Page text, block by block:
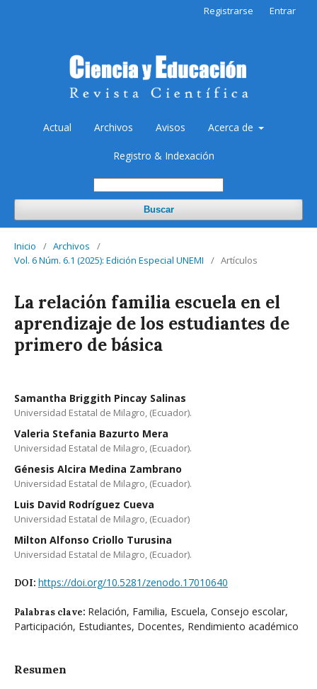
Actual Archivos Avisos Acerca de
Registro & Indexación
Buscar
Registrarse Entrar
Inicio / Archivos
/
Vol. 6 Núm. 6.1 (2025): Edición Especial UNEMI
/ Artículos
La relación familia escuela en el
aprendizaje de los estudiantes de
primero de básica
Samantha Briggith Pincay Salinas
Universidad Estatal de Milagro, (Ecuador).
Valeria Stefania Bazurto Mera
Universidad Estatal de Milagro, (Ecuador).
Génesis Alcira Medina Zambrano
Universidad Estatal de Milagro, (Ecuador).
Luis David Rodríguez Cueva
Universidad Estatal de Milagro, (Ecuador)
Milton Alfonso Criollo Turusina
Universidad Estatal de Milagro, (Ecuador).
DOI: https://doi.org/10.5281/zenodo.17010640
Palabras clave: Relación, Familia, Escuela, Consejo escolar,
Participación, Estudiantes, Docentes, Rendimiento académico
Resumen